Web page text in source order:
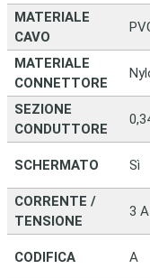
MATERIALE
CAVO
MATERIALE
CONNETTORE
SEZIONE
CONDUTTORE
SCHERMATO Sì
CORRENTE /
TENSIONE
3
CODIFICA A